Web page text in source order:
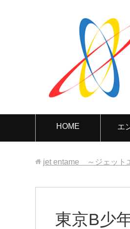
HOME エ
jet entame ～ジェット
東京B少